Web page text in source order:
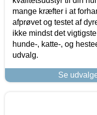
mange kræfter i at
afprøvet og testet af
ikke mindst det
hunde-, katte-, og
udvalg.
Se